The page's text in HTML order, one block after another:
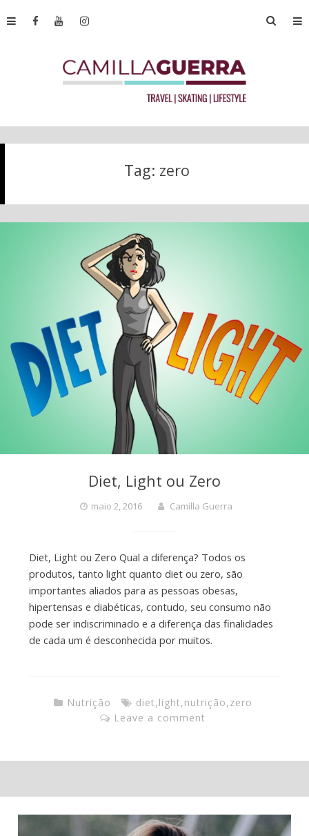
Tag: zero
Diet, Light ou Zero
maio 2, 2016 Camilla Guerra
Diet, Light ou Zero Qual a diferença? Todos os
produtos, tanto light quanto diet ou zero, são
importantes aliados para as pessoas obesas,
hipertensas e diabéticas, contudo, seu consumo não
pode ser indiscriminado e a diferença das finalidades
de cada um é desconhecida por muitos.
Nutrição diet,light,nutrição,zero
Leave a comment